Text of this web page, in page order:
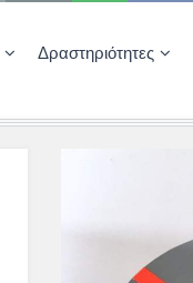
Δραστηριότητες